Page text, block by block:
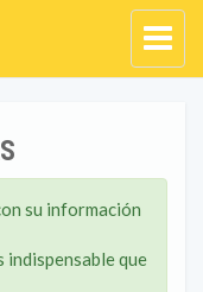
su información
indispensable que